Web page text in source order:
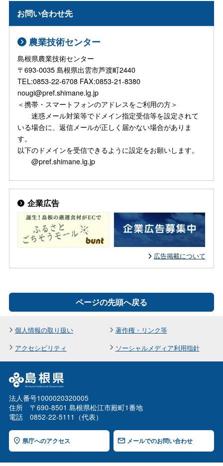
お問い合わせ先
農業技術センター
島根県農業技術センター
〒693-0035 島根県出雲市芦渡町2440
TEL:0853-22-6708 FAX:0853-21-8380
nougi@pref.shimane.lg.jp
＜携帯・スマートフォンのアドレスをご利用の方＞
迷惑メール対策等でドメイン指定受信等を設定されて
いる場合に、返信メールが正しく届かない場合がありま
す。
以下のドメインを受信できるように設定をお願いします。
@pref.shimane.lg.jp
企業広告
広告掲載について
ページの先頭へ戻る
個人情報の取り扱い
著作権・リンク等
アクセシビリティ
ソーシャルメディア利用指針
法人番号1000020320005
住所 〒690-8501 島根県松江市殿町1番地
電話 0852-22-5111（代表）
県庁へのアクセス メールでのお問い合わせ